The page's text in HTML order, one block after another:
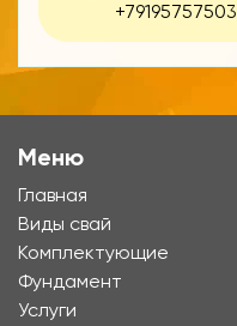
+79195757503
Меню
Главная
Виды свай
Комплектующие
Фундамент
Услуги